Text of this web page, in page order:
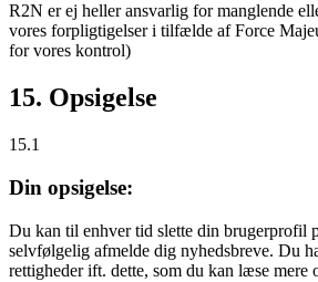
R2N er ej heller ansvarlig for manglende
vores forpligtigelser i tilfælde af Force
for vores kontrol)
15. Opsigelse
15.1
Din opsigelse:
Du kan til enhver tid slette din brugerprofil
selvfølgelig afmelde dig nyhedsbreve. Du
rettigheder ift. dette, som du kan læse mere